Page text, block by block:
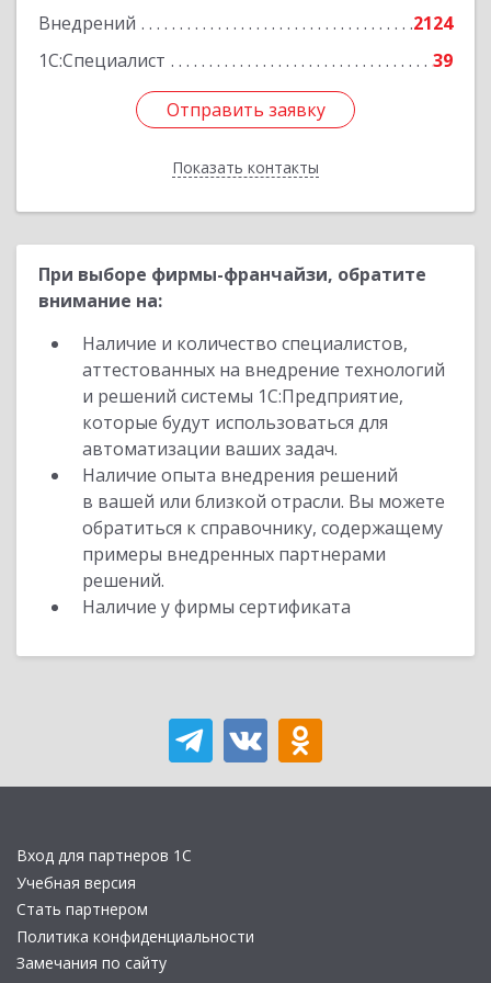
Внедрений
2124
1С:Специалист
39
Отправить заявку
Показать контакты
Отправить заявку
Назад
При выборе фирмы-франчайзи, обратите
внимание на:
Наличие и количество специалистов,
аттестованных на внедрение технологий
и решений системы 1С:Предприятие,
которые будут использоваться для
автоматизации ваших задач.
Наличие опыта внедрения решений
в вашей или близкой отрасли. Вы можете
обратиться к справочнику, содержащему
примеры внедренных партнерами
решений.
Наличие у фирмы сертификата
Вход для партнеров 1С
Учебная версия
Стать партнером
Политика конфиденциальности
Замечания по сайту